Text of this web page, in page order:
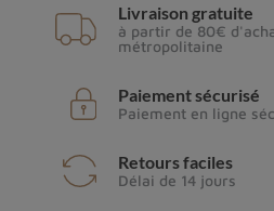
Livraison gratuite
à partir de 80€
métropolitaine
Paiement sécurisé
Paiement en ligne
Retours faciles
Délai de 14 jours